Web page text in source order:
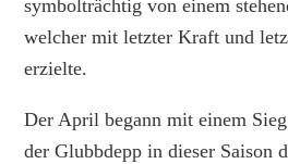
symbolträchtig von einem
welcher mit letzter Kraft und
erzielte.
Der April begann mit einem
der Glubbdepp in dieser Saison